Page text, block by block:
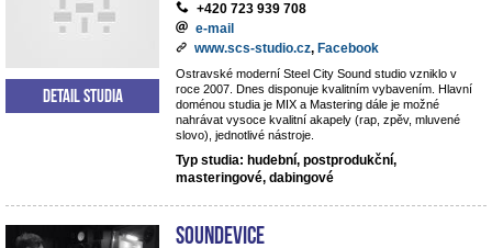
+420 723 939 708
e-mail
www.scs-studio.cz, Facebook
Ostravské moderní Steel City Sound studio vzniklo v
roce 2007. Dnes disponuje kvalitním vybavením. Hlavní
doménou studia je MIX a Mastering dále je možné
nahrávat vysoce kvalitní akapely (rap, zpěv, mluvené
slovo), jednotlivé nástroje.
Typ studia: hudební, postprodukční,
masteringové, dabingové
Detail studia
Soundevice